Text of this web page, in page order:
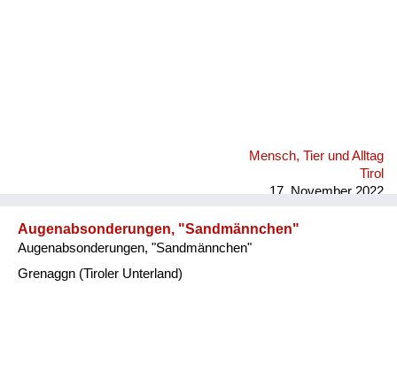
Mensch, Tier und Alltag
Tirol
17. November 2022
Augenabsonderungen, "Sandmännchen"
Augenabsonderungen, "Sandmännchen"
Grenaggn (Tiroler Unterland)